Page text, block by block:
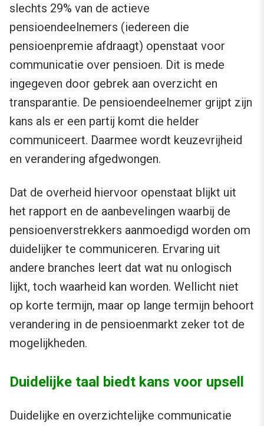
slechts 29% van de actieve
pensioendeelnemers (iedereen die
pensioenpremie afdraagt) openstaat voor
communicatie over pensioen. Dit is mede
ingegeven door gebrek aan overzicht en
transparantie. De pensioendeelnemer grijpt zijn
kans als er een partij komt die helder
communiceert. Daarmee wordt keuzevrijheid
en verandering afgedwongen.
Dat de overheid hiervoor openstaat blijkt uit
het rapport en de aanbevelingen waarbij de
pensioenverstrekkers aanmoedigd worden om
duidelijker te communiceren. Ervaring uit
andere branches leert dat wat nu onlogisch
lijkt, toch waarheid kan worden. Wellicht niet
op korte termijn, maar op lange termijn behoort
verandering in de pensioenmarkt zeker tot de
mogelijkheden.
Duidelijke taal biedt kans voor upsell
Duidelijke en overzichtelijke communicatie